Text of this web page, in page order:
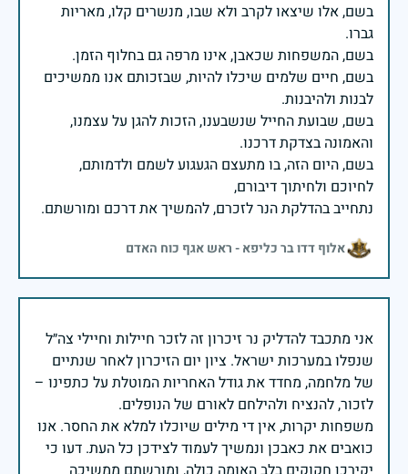
בשם, אלו שיצאו לקרב ולא שבו, מנשרים קלו, מאריות
בשם, חיים שלמים שיכלו להיות, שבזכותם אנו ממשיכים
בשם, שבועת החייל שנשבענו, הזכות להגן על עצמנו,
בשם, היום הזה, בו מתעצם הגעגוע לשמם ולדמותם,
נתחייב בהדלקת הנר לזכרם, להמשיך את דרכם ומורשתם.
אלוף דדו בר כליפא - ראש אגף כוח האדם
אני מתכבד להדליק נר זיכרון זה לזכר חיילות וחיילי צה״ל
שנפלו במערכות ישראל. ציון יום הזיכרון לאחר שנתיים
של מלחמה, מחדד את גודל האחריות המוטלת על כתפינו –
משפחות יקרות, אין די מילים שיוכלו למלא את החסר. אנו
כואבים את כאבכן ונמשיך לעמוד לצידכן כל העת. דעו כי